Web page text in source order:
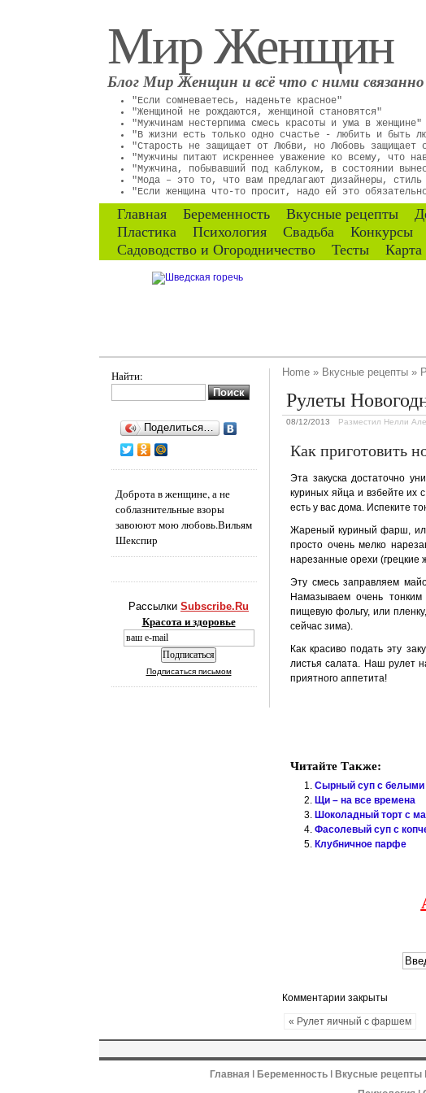
Мир Женщин
Блог Мир Женщин и всё что с ними связанно
"Если сомневаетесь, наденьте красное"
"Женщиной не рождаются, женщиной становятся"
"Мужчинам нестерпима смесь красоты и ума в женщине"
"В жизни есть только одно счастье - любить и быть
"Старость не защищает от Любви, но Любовь защищает
"Мужчины питают искреннее уважение ко всему, что
"Мужчина, побывавший под каблуком, в состоянии
"Мода – это то, что вам предлагают дизайнеры,
"Если женщина что-то просит, надо ей это
Главная Беременность Вкусные рецепты
Пластика
Психология Свадьба Конкурсы
Садоводство и Огородничество
Тесты Карта
Home » Вкусные рецепты »
Рулеты
08/12/2013 Разместил Нелли
Как приготовить
Эта закуска достаточно
куриных яйца и взбейте их
есть у вас дома. Испеките
Жареный куриный фарш,
просто очень мелко
нарезанные орехи (грецкие
Эту смесь заправляем
Намазываем очень
пищевую фольгу, или
сейчас зима).
Как красиво подать эту
листья салата. Наш рулет
приятного аппетита!
Читайте Также:
Сырный суп с белыми
Щи – на все времена
Шоколадный торт с
Фасолевый суп с
Клубничное парфе
Комментарии закрыты
« Рулет яичный с фаршем
Найти:
Поделиться…
Доброта в женщине, а не
соблазнительные взоры
завоюют мою любовь.Вильям
Шекспир
Рассылки Subscribe.Ru
Красота и здоровье
Подписаться письмом
Главная Беременностьǀ Вкусные рецепты